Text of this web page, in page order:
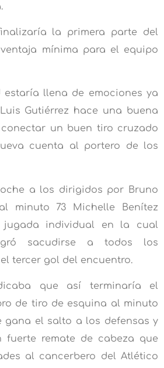
la primera parte del
mínima para el equipo
estaría llena de emociones ya
Gutiérrez hace una buena
un buen tiro cruzado
cuenta al portero de los
a los dirigidos por Bruno
minuto 73 Michelle Benítez
jugada individual en la cual
sacudirse a todos los
tercer gol del encuentro.
que así terminaría el
de tiro de esquina al minuto
gana el salto a los defensas y
fuerte remate de cabeza que
al cancerbero del Atlético